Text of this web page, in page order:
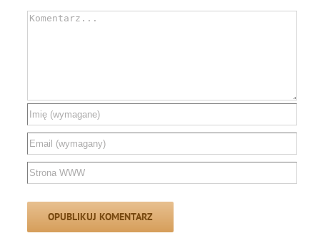
Comment